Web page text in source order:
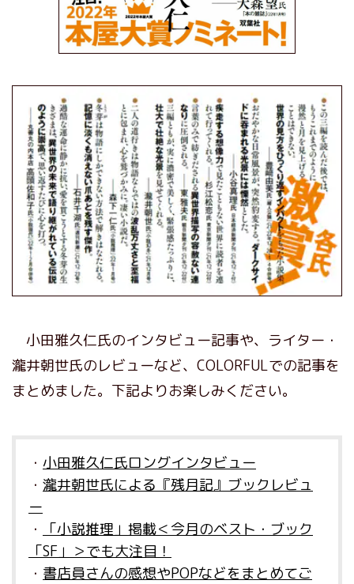
小田雅久仁氏のインタビュー記事や、ライター・
瀧井朝世氏のレビューなど、COLORFULでの記事を
まとめました。下記よりお楽しみください。
・ 小田雅久仁氏ロングインタビュー
・ 瀧井朝世氏による『残月記』ブックレビュ
ー
・
「小説推理」掲載＜今月のベスト・ブック
「SF」＞でも大注目！
・ 書店員さんの感想やPOPなどをまとめてご